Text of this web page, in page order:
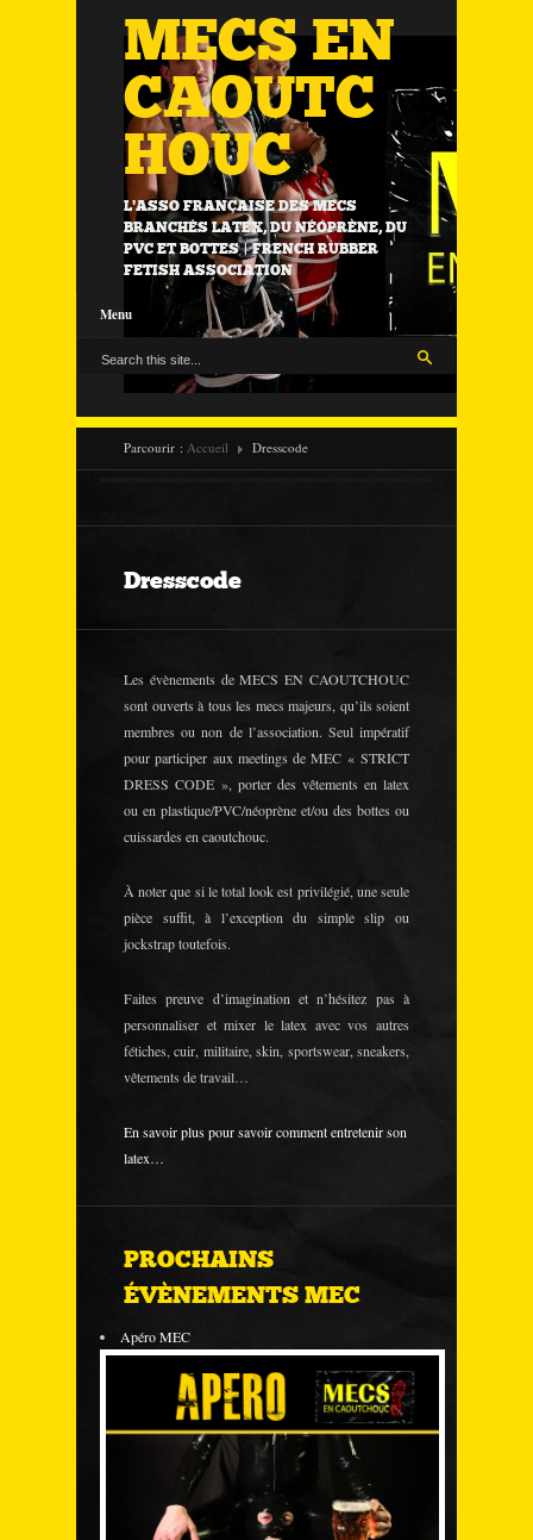
MECS EN
CAOUTC
HOUC
L'ASSO FRANÇAISE DES MECS
BRANCHÉS LATEX, DU NÉOPRÈNE, DU
PVC ET BOTTES | FRENCH RUBBER
FETISH ASSOCIATION
Menu
Parcourir : Accueil Dresscode
Dresscode
Les évènements de MECS EN CAOUTCHOUC
sont ouverts à tous les mecs majeurs, qu’ils soient
membres ou non de l’association. Seul impératif
pour participer aux meetings de MEC « STRICT
DRESS CODE », porter des vêtements en latex
ou en plastique/PVC/néoprène et/ou des bottes ou
cuissardes en caoutchouc.
À noter que si le total look est privilégié, une seule
pièce suffit, à l’exception du simple slip ou
jockstrap toutefois.
Faites preuve d’imagination et n’hésitez pas à
personnaliser et mixer le latex avec vos autres
fétiches, cuir, militaire, skin, sportswear, sneakers,
vêtements de travail…
En savoir plus pour savoir comment entretenir son
latex…
PROCHAINS
ÉVÈNEMENTS MEC
Apéro MEC